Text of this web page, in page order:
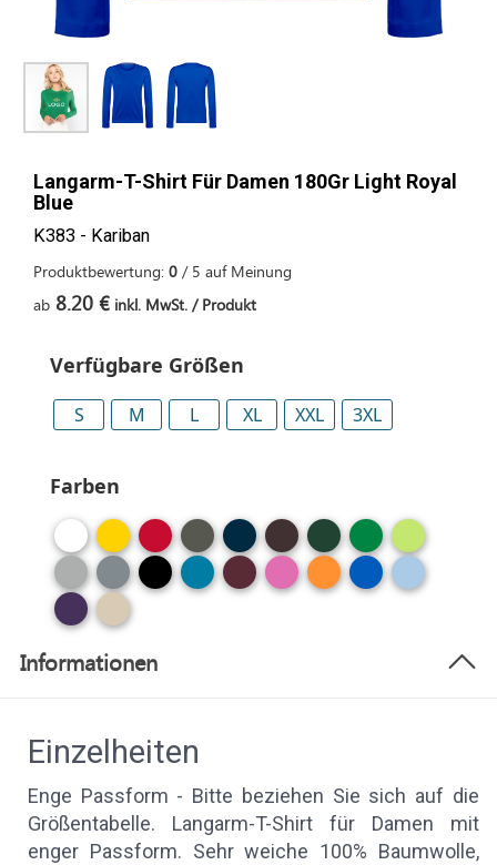
Langarm-T-Shirt Für Damen 180Gr Light Royal
Blue
K383 - Kariban
Produktbewertung: 0 / 5 auf Meinung
ab 8.20 € inkl. MwSt. / Produkt
Verfügbare Größen
S M L XL XXL 3XL
Farben
Informationen
Einzelheiten
Enge Passform - Bitte beziehen Sie sich auf die
Größentabelle. Langarm-T-Shirt für Damen mit
enger Passform. Sehr weiche 100% Baumwolle,